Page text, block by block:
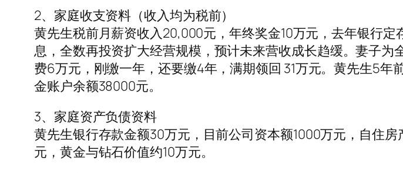
2、家庭收支资料（收入均为税前）
黄先生税前月薪资收入20,000元，年终奖金10万元，去年银行
息，全数再投资扩大经营规模，预计未来营收成长趋缓。妻子
费6万元，刚缴一年，还要缴4年，满期领回 31万元。黄先生5
金账户余额38000元。
3、家庭资产负债资料
黄先生银行存款金额30万元，目前公司资本额1000万元，自住
元，黄金与钻石价值约10万元。